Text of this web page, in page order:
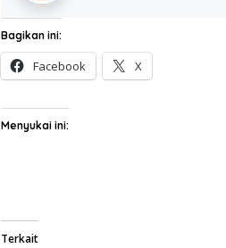
Bagikan ini:
Facebook X
Menyukai ini:
Terkait